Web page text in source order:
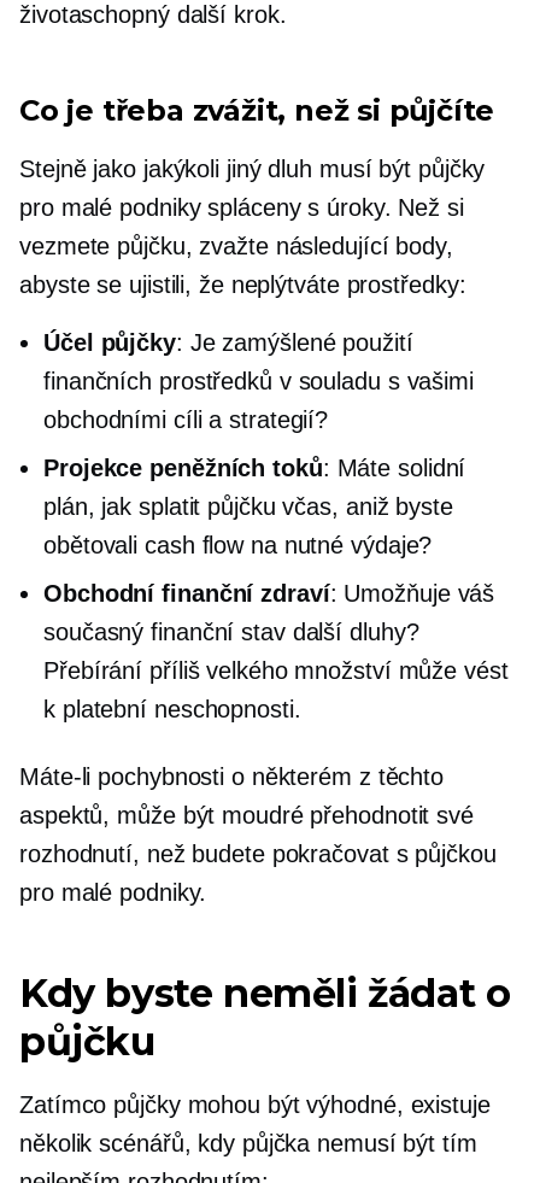
životaschopný další krok.
Co je třeba zvážit, než si půjčíte
Stejně jako jakýkoli jiný dluh musí být půjčky
pro malé podniky spláceny s úroky. Než si
vezmete půjčku, zvažte následující body,
abyste se ujistili, že neplýtváte prostředky:
Účel půjčky: Je zamýšlené použití
finančních prostředků v souladu s vašimi
obchodními cíli a strategií?
Projekce peněžních toků: Máte solidní
plán, jak splatit půjčku včas, aniž byste
obětovali cash flow na nutné výdaje?
Obchodní finanční zdraví: Umožňuje váš
současný finanční stav další dluhy?
Přebírání příliš velkého množství může vést
k platební neschopnosti.
Máte-li pochybnosti o některém z těchto
aspektů, může být moudré přehodnotit své
rozhodnutí, než budete pokračovat s půjčkou
pro malé podniky.
Kdy byste neměli žádat o
půjčku
Zatímco půjčky mohou být výhodné, existuje
několik scénářů, kdy půjčka nemusí být tím